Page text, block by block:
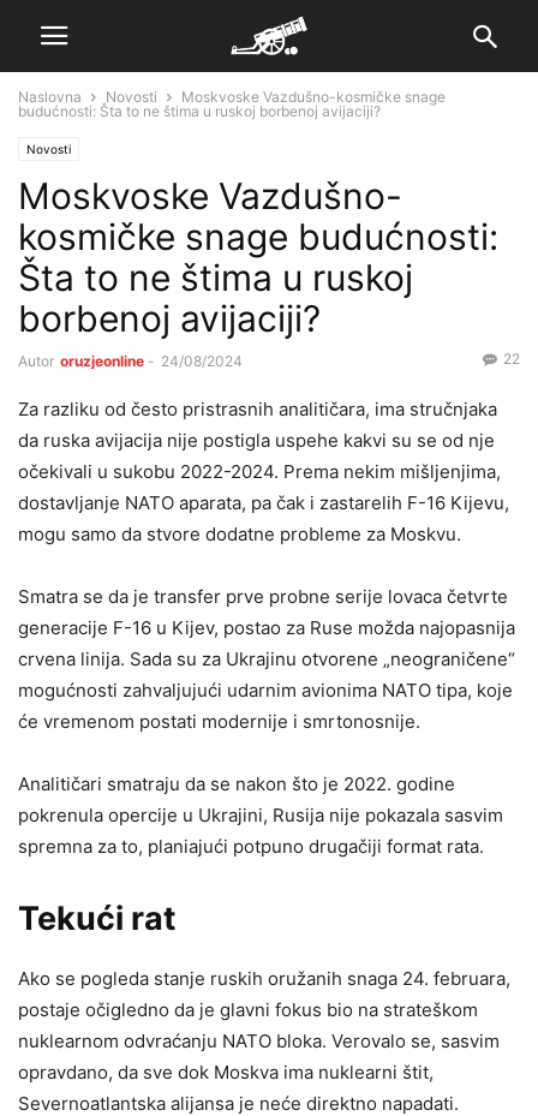
Naslovna Novosti
Moskvoske Vazdušno-kosmičke snage
budućnosti: Šta to ne štima u ruskoj borbenoj avijaciji?
Novosti
Moskvoske Vazdušno-
kosmičke snage budućnosti:
Šta to ne štima u ruskoj
borbenoj avijaciji?
Autor oruzjeonline - 24/08/2024 22
Za razliku od često pristrasnih analitičara, ima stručnjaka
da ruska avijacija nije postigla uspehe kakvi su se od nje
očekivali u sukobu 2022-2024. Prema nekim mišljenjima,
dostavljanje NATO aparata, pa čak i zastarelih F-16 Kijevu,
mogu samo da stvore dodatne probleme za Moskvu.
Smatra se da je transfer prve probne serije lovaca četvrte
generacije F-16 u Kijev, postao za Ruse možda najopasnija
crvena linija. Sada su za Ukrajinu otvorene „neograničene“
mogućnosti zahvaljujući udarnim avionima NATO tipa, koje
će vremenom postati modernije i smrtonosnije.
Analitičari smatraju da se nakon što je 2022. godine
pokrenula opercije u Ukrajini, Rusija nije pokazala sasvim
spremna za to, planiajući potpuno drugačiji format rata.
Tekući rat
Ako se pogleda stanje ruskih oružanih snaga 24. februara,
postaje očigledno da je glavni fokus bio na strateškom
nuklearnom odvraćanju NATO bloka. Verovalo se, sasvim
opravdano, da sve dok Moskva ima nuklearni štit,
Severnoatlantska alijansa je neće direktno napadati.